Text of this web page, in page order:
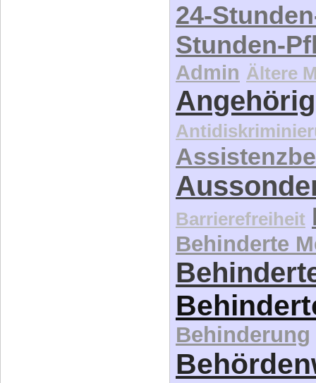
24-
Stunden-
Admin Ältere
Barrierefreiheit
Behinderte
Behinderung